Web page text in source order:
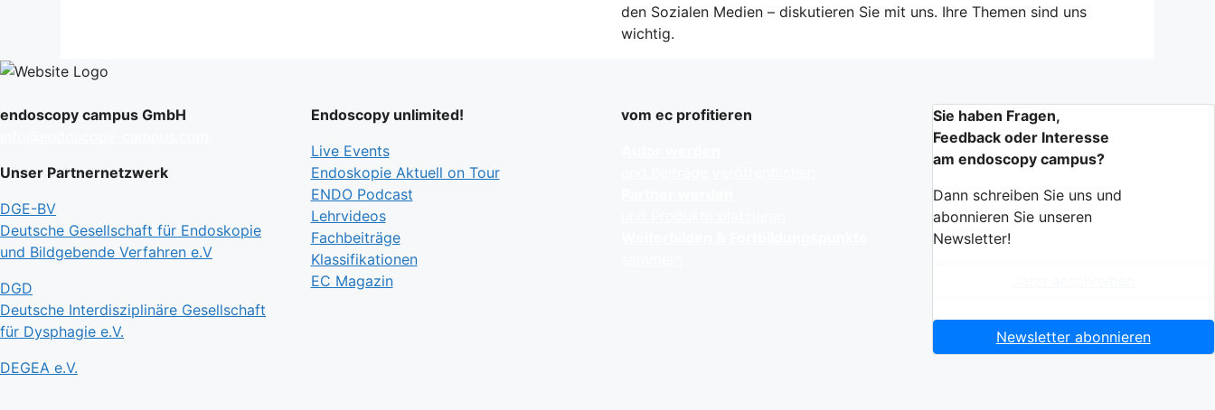
den Sozialen Medien – diskutieren Sie mit uns. Ihre Themen sind uns
wichtig.
endoscopy campus GmbH
Unser Partnernetzwerk
DGE-BV
Deutsche Gesellschaft für Endoskopie
und Bildgebende Verfahren e.V
DGD
Deutsche Interdisziplinäre Gesellschaft
für Dysphagie e.V.
DEGEA e.V.
Endoscopy unlimited!
Live Events
Endoskopie Aktuell on Tour
ENDO Podcast
Lehrvideos
Fachbeiträge
Klassifikationen
EC Magazin
vom ec profitieren
Sie haben Fragen,
Feedback oder Interesse
am endoscopy campus?
Dann schreiben Sie uns und
abonnieren Sie unseren
Newsletter!
Newsletter abonnieren